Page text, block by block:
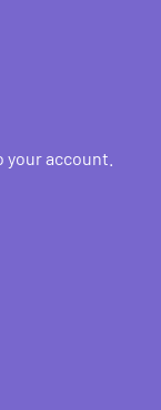
account.